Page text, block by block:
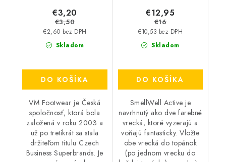
Skladom
€2,60 bez DPH
€3,20
€3,50
DO KOŠÍKA
VM Footwear je Česká
spoločnosť, ktorá bola
založená v roku 2003 a
už po tretíkrát sa stala
držiteľom titulu Czech
Business Superbrands. Je
Skladom
€10,53 bez DPH
€12,95
€16
DO KOŠÍKA
SmellWell Active je
navrhnutý ako dve farebné
vrecká, ktoré vyzerajú a
voňajú fantasticky. Vložte
obe vrecká do topánok
(po jednom vrecku do